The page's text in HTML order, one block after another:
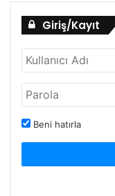
Giriş/Kayıt
Beni hatırla